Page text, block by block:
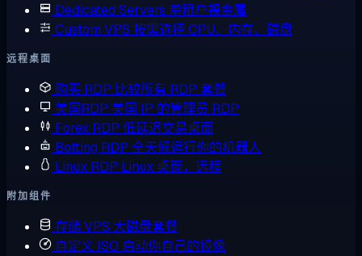
Dedicated Servers 单租户裸金属
Custom VPS 按需选择 CPU、内存、磁盘
远程桌面
购买 RDP 比较所有 RDP 套餐
美国RDP 美国 IP 的管理员 RDP
Forex RDP 低延迟交易桌面
Botting RDP 全天候运行你的机器人
Linux RDP Linux 桌面，远程
附加组件
存储 VPS 大磁盘套餐
自定义 ISO 启动你自己的镜像